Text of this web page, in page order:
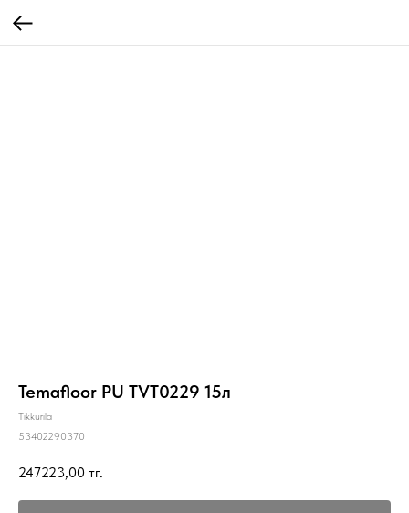
Temafloor PU TVT0229 15л
Tikkurila
53402290370
247223,00 тг.